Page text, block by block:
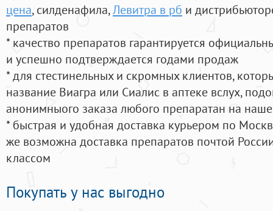
цена, силденафила,Левитра в рб и
препаратов
* качество препаратов гарантируется
и успешно подтверждается годами продаж
* для стестинельных и скромных клиентов,
название Виагра или Сиалис в аптеке вслух,
анонимныого заказа любого препаратан на
* быстрая и удобная доставка курьером по
же возможна доставка препаратов почтой
классом
Покупать у нас выгодно